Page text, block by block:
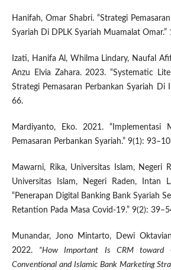
Hanifah, Omar Shabri. “Strategi
Syariah Di DPLK Syariah Muamalat Omar.”
Izati, Hanifa Al, Whilma Lindary, Naufal
Anzu Elvia Zahara. 2023. “Systematic
Strategi Pemasaran Perbankan Syariah Di
66.
Mardiyanto, Eko. 2021. “Implementasi
Pemasaran Perbankan Syariah.” 9(1):
Mawarni, Rika, Universitas Islam, Negeri
Universitas Islam, Negeri Raden, Intan
“Penerapan Digital Banking Bank Syariah
Retantion Pada Masa Covid-19.” 9(2):
Munandar, Jono Mintarto, Dewi
2022. “How Important Is CRM toward
Conventional and Islamic Bank Marketing